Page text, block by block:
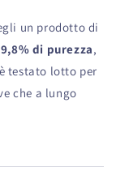
un prodotto di
di purezza,
testato lotto per
che a lungo